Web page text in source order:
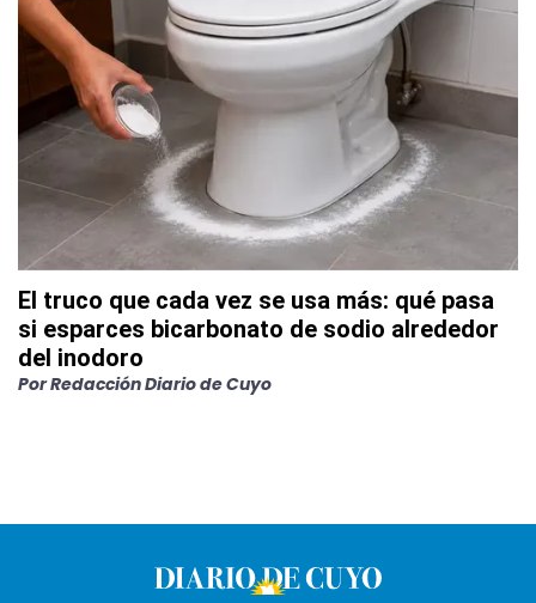
El truco que cada vez se usa más: qué pasa
si esparces bicarbonato de sodio alrededor
del inodoro
PorRedacción Diario de Cuyo